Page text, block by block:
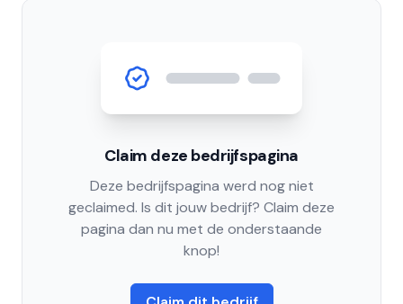
Claim deze bedrijfspagina
Deze bedrijfspagina werd nog niet
geclaimed. Is dit jouw bedrijf? Claim deze
pagina dan nu met de onderstaande
knop!